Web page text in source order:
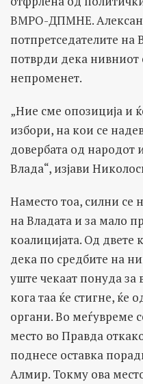
ВМРО-ДПМНЕ.
потпретседателите
потврди дека нивниот
непроменет.
„Ние сме опозиција и
избори, на кои се
довербата од народот
Влада“, изјави
Наместо тоа, силни се
на Владата и за мало
коалицијата. Од двете
дека по средбите на
уште чекаат понуда за
кога таа ќе стигне, ќе
органи. Во меѓувреме
место во Правда
поднесе оставка
Алмир. Токму ова